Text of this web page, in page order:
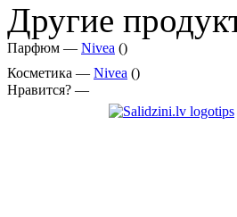
Другие
Парфюм — Nivea ()
Косметика — Nivea ()
Нравится? —